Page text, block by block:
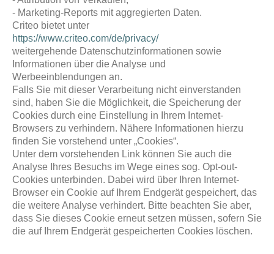
- Marketing-Reports mit aggregierten Daten.
Criteo bietet unter
https://www.criteo.com/de/privacy/
weitergehende Datenschutzinformationen sowie
Informationen über die Analyse und
Werbeeinblendungen an.
Falls Sie mit dieser Verarbeitung nicht einverstanden
sind, haben Sie die Möglichkeit, die Speicherung der
Cookies durch eine Einstellung in Ihrem Internet-
Browsers zu verhindern. Nähere Informationen hierzu
finden Sie vorstehend unter „Cookies“.
Unter dem vorstehenden Link können Sie auch die
Analyse Ihres Besuchs im Wege eines sog. Opt-out-
Cookies unterbinden. Dabei wird über Ihren Internet-
Browser ein Cookie auf Ihrem Endgerät gespeichert, das
die weitere Analyse verhindert. Bitte beachten Sie aber,
dass Sie dieses Cookie erneut setzen müssen, sofern Sie
die auf Ihrem Endgerät gespeicherten Cookies löschen.